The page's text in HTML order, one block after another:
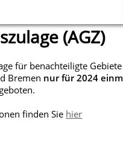
(AGZ)
für benachteiligte
Bremen nur für 2024
finden Sie hier